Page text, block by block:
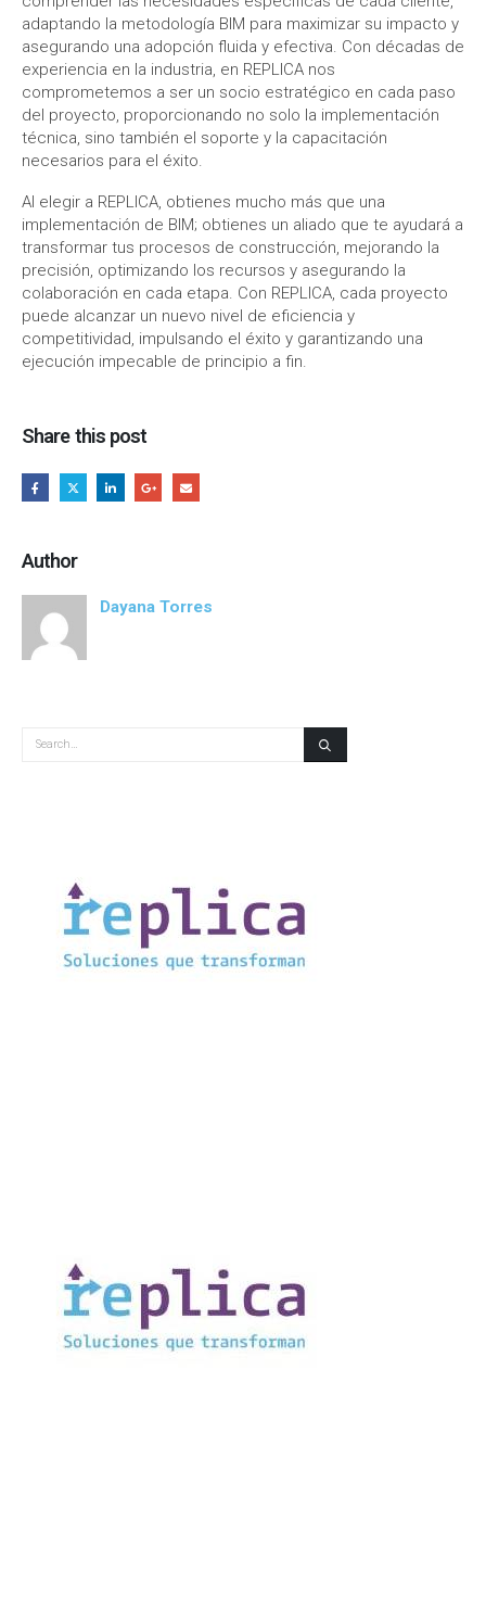
adaptando la metodología BIM para maximizar su impacto y
asegurando una adopción fluida y efectiva. Con décadas de
experiencia en la industria, en REPLICA nos
comprometemos a ser un socio estratégico en cada paso
del proyecto, proporcionando no solo la implementación
técnica, sino también el soporte y la capacitación
necesarios para el éxito.
Al elegir a REPLICA, obtienes mucho más que una
implementación de BIM; obtienes un aliado que te ayudará a
transformar tus procesos de construcción, mejorando la
precisión, optimizando los recursos y asegurando la
colaboración en cada etapa. Con REPLICA, cada proyecto
puede alcanzar un nuevo nivel de eficiencia y
competitividad, impulsando el éxito y garantizando una
ejecución impecable de principio a fin.
Share this post
Author
Dayana Torres